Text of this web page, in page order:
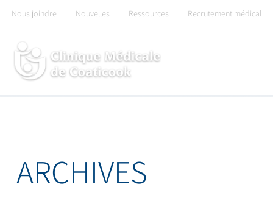
Skip
content
Nous joindre Nouvelles Ressources Recrutement médical
ARCHIVES